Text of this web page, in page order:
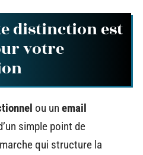
distinction est
votre
ou un email
simple point de
qui structure la